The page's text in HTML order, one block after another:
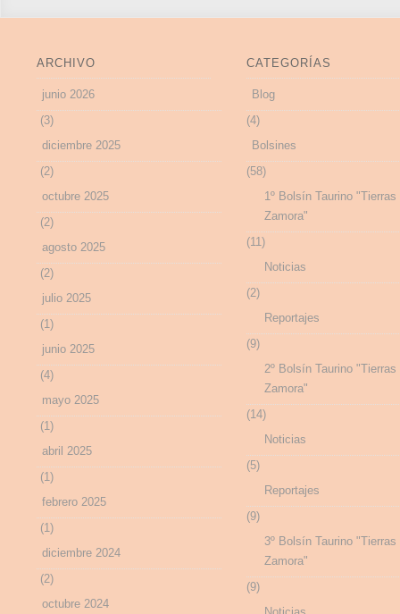
ARCHIVO
junio 2026
(3)
diciembre 2025
(2)
octubre 2025
(2)
agosto 2025
(2)
julio 2025
(1)
junio 2025
(4)
mayo 2025
(1)
abril 2025
(1)
febrero 2025
(1)
diciembre 2024
(2)
octubre 2024
CATEGORÍAS
Blog
(4)
Bolsines
(58)
1º Bolsín Taurino "Tierras
Zamora"
(11)
Noticias
(2)
Reportajes
(9)
2º Bolsín Taurino "Tierras
Zamora"
(14)
Noticias
(5)
Reportajes
(9)
3º Bolsín Taurino "Tierras
Zamora"
(9)